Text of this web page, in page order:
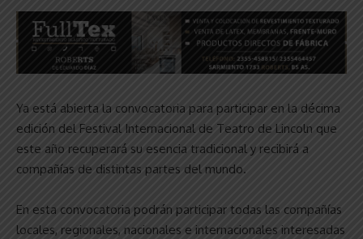
Ya está abierta la convocatoria para participar en la décima
edición del Festival Internacional de Teatro de Lincoln que
este año recuperará su esencia tradicional y recibirá a
compañías de distintas partes del mundo.
En esta convocatoria podrán participar todas las compañías
locales, regionales, nacionales e internacionales interesadas